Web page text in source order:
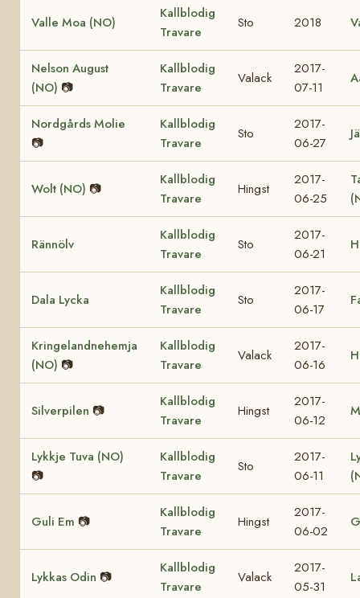
Valle Moa (NO)
Kallblodig
Travare
Sto 2018
Nelson August
(NO) 📷
Kallblodig
Travare
Valack
2017-
07-11
Nordgårds Molie
📷
Kallblodig
Travare
Sto
2017-
06-27
Wolt (NO) 📷
Kallblodig
Travare
Hingst
2017-
06-25
Rännölv
Kallblodig
Travare
Sto
2017-
06-21
Dala Lycka
Kallblodig
Travare
Sto
2017-
06-17
Kringelandnehemja
(NO) 📷
Kallblodig
Travare
Valack
2017-
06-16
Silverpilen 📷
Kallblodig
Travare
Hingst
2017-
06-12
Lykkje Tuva (NO)
📷
Kallblodig
Travare
Sto
2017-
06-11
Guli Em 📷
Kallblodig
Travare
Hingst
2017-
06-02
Lykkas Odin 📷
Kallblodig
Travare
Valack
2017-
05-31